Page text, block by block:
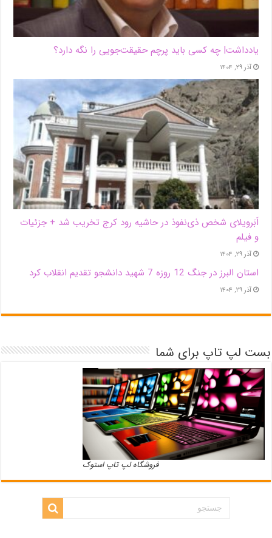
یادداشت| ‌چه کسی باید پرچم حقیقت‌جویی را نگه دارد؟
آذر ۲۹, ۱۴۰۴
اَبَر‌ویلای شخص ذی‌نفوذ در حاشیه‌ رود کرج تخریب شد + جزئیات
و فیلم
آذر ۲۹, ۱۴۰۴
استان البرز در جنگ 12 روزه 7 شهید دانشجو تقدیم انقلاب کرد
آذر ۲۹, ۱۴۰۴
بست لپ تاپ برای شما
فروشگاه لپ تاپ استوک